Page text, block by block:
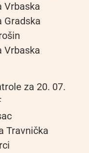
Vrbaska
Gradska
Vrbaska
za 20. 07.
Travnička